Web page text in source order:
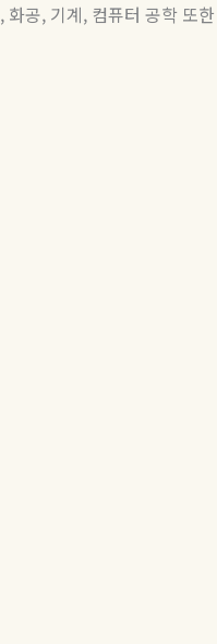
, 화공, 기계, 컴퓨터 공학 또한